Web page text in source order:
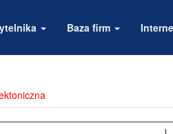
Baza firm